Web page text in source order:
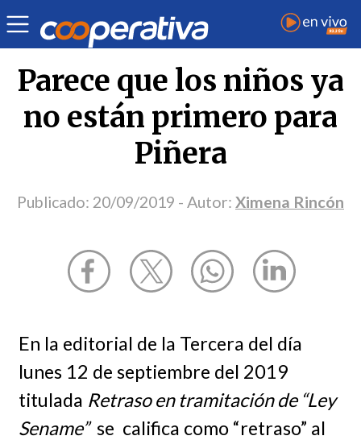
Opinión | Derechos humanos
Parece que los niños ya
no están primero para
Piñera
Publicado: 20/09/2019 - Autor: Ximena Rincón
En la editorial de la Tercera del día
lunes 12 de septiembre del 2019
titulada Retraso en tramitación de “Ley
Sename”se califica como “retraso” al